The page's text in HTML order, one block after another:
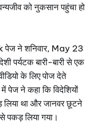
को नुकसान पहुंचा हो
ने शनिवार, May 23
पर्यटक बारी-बारी से एक
के लिए पोज देते
पेज ने कहा कि विदेशियों
था और जानवर छूटने
पकड़ लिया गया।